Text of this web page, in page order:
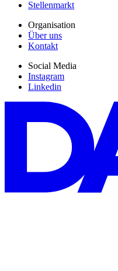
Stellenmarkt
Organisation
Über uns
Kontakt
Social Media
Instagram
Linkedin